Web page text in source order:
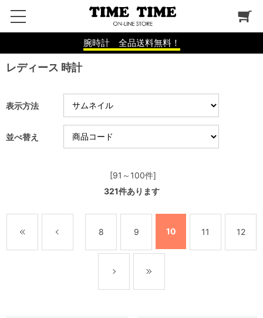
腕時計 全品送料無料！
レディース 時計
表示方法
並べ替え
[91～100件]
321件あります
8 9 10 11 12